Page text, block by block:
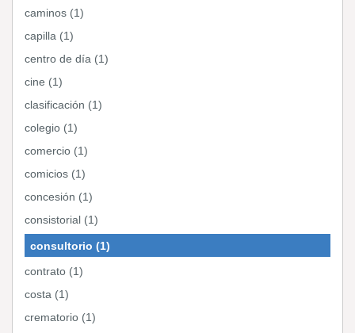
caminos (1)
capilla (1)
centro de día (1)
cine (1)
clasificación (1)
colegio (1)
comercio (1)
comicios (1)
concesión (1)
consistorial (1)
consultorio (1)
contrato (1)
costa (1)
crematorio (1)